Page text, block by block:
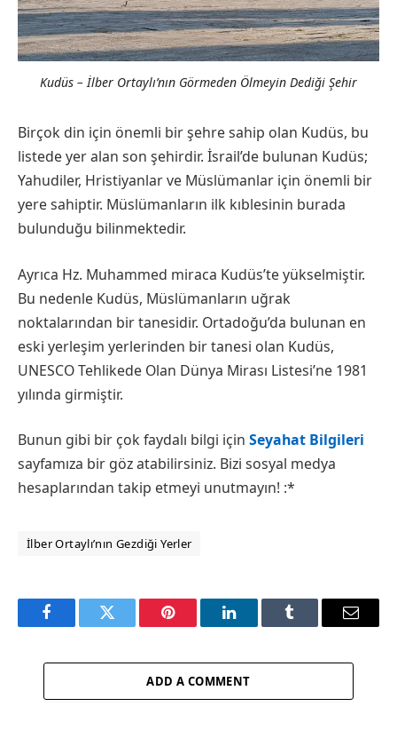
Kudüs – İlber Ortaylı’nın Görmeden Ölmeyin Dediği Şehir
Birçok din için önemli bir şehre sahip olan Kudüs, bu
listede yer alan son şehirdir. İsrail’de bulunan Kudüs;
Yahudiler, Hristiyanlar ve Müslümanlar için önemli bir
yere sahiptir. Müslümanların ilk kıblesinin burada
bulunduğu bilinmektedir.
Ayrıca Hz. Muhammed miraca Kudüs’te yükselmiştir.
Bu nedenle Kudüs, Müslümanların uğrak
noktalarından bir tanesidir. Ortadoğu’da bulunan en
eski yerleşim yerlerinden bir tanesi olan Kudüs,
UNESCO Tehlikede Olan Dünya Mirası Listesi’ne 1981
yılında girmiştir.
Bunun gibi bir çok faydalı bilgi için Seyahat Bilgileri
sayfamıza bir göz atabilirsiniz. Bizi sosyal medya
hesaplarından takip etmeyi unutmayın! :*
İlber Ortaylı’nın Gezdiği Yerler
FacebookTwitter Pinterest LinkedInTumblr Email
ADD A COMMENT